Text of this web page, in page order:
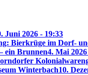
Juni 2026 - 19:33
Bierkrüge im Dorf-
ein Brunnen4. Mai
Winterbach10.